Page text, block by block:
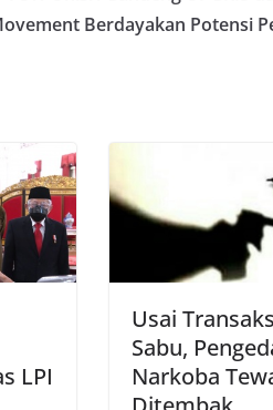
Berdayakan Potensi
LPI
Usai
Sabu,
Narkoba